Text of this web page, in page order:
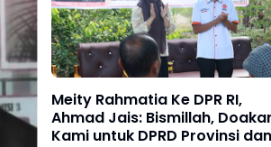
Meity Rahmatia Ke DPR RI,
Ahmad Jais: Bismillah,
Kami untuk DPRD Provinsi dan